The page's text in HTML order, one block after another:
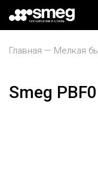
Главная Мелкая
Smeg